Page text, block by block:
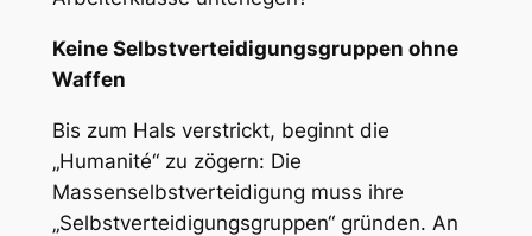
Keine Selbstverteidigungsgruppen ohne
Waffen
Bis zum Hals verstrickt, beginnt die
„Humanité“ zu zögern: Die
Massenselbstverteidigung muss ihre
„Selbstverteidigungsgruppen“ gründen. An